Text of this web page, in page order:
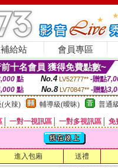
給站 會員專區
十名會員 獲得免費點數~
點 No.4 LV52777** -贈點
點 No.8 LV70847** -贈點
(火辣) 輔導級(曖昧) 普通
一對一視訊區 一對多視訊區 免
進入包廂 送禮